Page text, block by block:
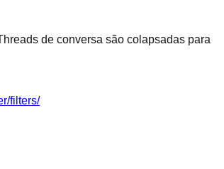
de conversa são colapsadas para
filters/